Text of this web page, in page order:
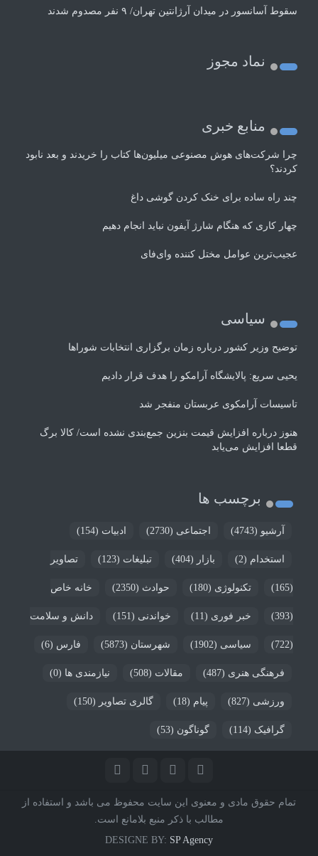
سقوط آسانسور در میدان آرژانتین تهران/ ۹ نفر مصدوم شدند
نماد مجوز
منابع خبری
چرا شرکت‌های هوش مصنوعی میلیون‌ها کتاب را خریدند و بعد نابود
کردند؟
چند راه‌ ساده برای خنک کردن گوشی داغ
چهار کاری که هنگام شارژ آیفون نباید انجام دهیم
عجیب‌ترین عوامل مختل کننده وای‌فای
سیاسی
توضیح وزیر کشور درباره زمان برگزاری انتخابات شوراها
یحیی سریع: پالایشگاه آرامکو را هدف قرار دادیم
تاسیسات آرامکوی عربستان منفجر شد
هنوز درباره افزایش قیمت بنزین جمع‌بندی نشده است/ کالا برگ
قطعا افزایش می‌یابد
برچسب ها
آرشیو (4743) اجتماعی (2730) ادبیات (154)
استخدام (2) بازار (404) تبلیغات (123) تصاویر
(165) تکنولوژی (180) حوادث (2350) خانه خاص
(393) خبر فوری (11) خواندنی (151) دانش و سلامت
(722) سیاسی (1902) شهرستان (5873) فارس (6)
فرهنگی هنری (487) مقالات (508) نیازمندی ها (0)
ورزشی (827) پیام (18) گالری تصاویر (150)
گرافیک (114) گوناگون (53)
تمام حقوق مادی و معنوی این سایت محفوظ می باشد و استفاده از
مطالب با ذکر منبع بلامانع است.
DESIGNE BY: SP Agency